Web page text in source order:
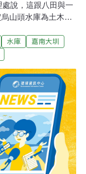
說，這跟八田與一
山頭水庫為土木遺
數，而且日本團每
田與一紀念公園、
當，不過日本遊客累
人次水準。日本客
在日本名氣大開有
與一在台灣興建了
灣人也很懷念八田
水庫
嘉南大圳